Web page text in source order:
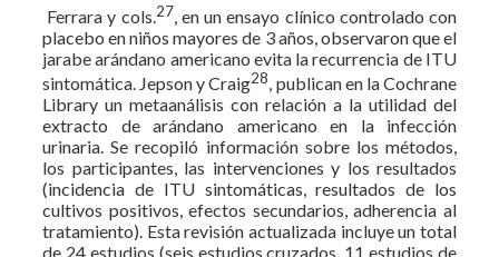
Ferrara y cols.27, en un ensayo clínico controlado con
placebo en niños mayores de 3 años, observaron que el
jarabe arándano americano evita la recurrencia de ITU
sintomática. Jepson y Craig28, publican en la Cochrane
Library un metaanálisis con relación a la utilidad del
extracto de arándano americano en la infección
urinaria. Se recopiló información sobre los métodos,
los participantes, las intervenciones y los resultados
(incidencia de ITU sintomáticas, resultados de los
cultivos positivos, efectos secundarios, adherencia al
tratamiento). Esta revisión actualizada incluye un total
de 24 estudios (seis estudios cruzados, 11 estudios de